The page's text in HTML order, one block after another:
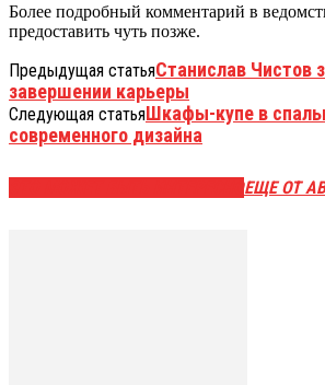
Более подробный комментарий в
предоставить чуть позже.
Предыдущая статьяСтанислав Чистов
завершении карьеры
Следующая статьяШкафы-купе в
современного дизайна
ЕЩЕ ОТ